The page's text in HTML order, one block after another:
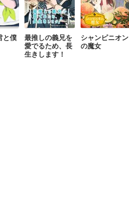
と僕
最推しの義兄を
愛でるため、長
生きします！
シャンピニオン
の魔女